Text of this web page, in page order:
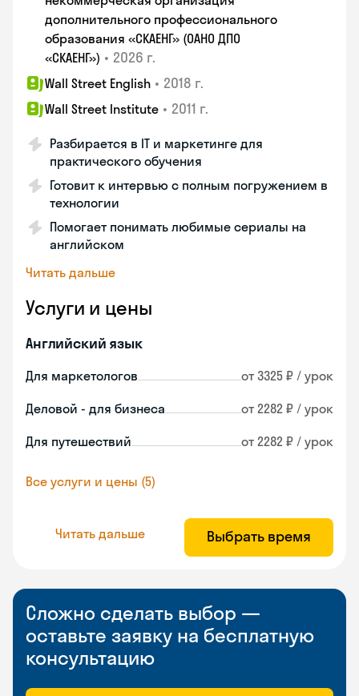
дополнительного профессионального
образования «СКАЕНГ» (ОАНО ДПО
«СКАЕНГ») • 2026 г.
Wall Street English • 2018 г.
Wall Street Institute • 2011 г.
Разбирается в IT и маркетинге для
практического обучения
Готовит к интервью с полным погружением в
технологии
Помогает понимать любимые сериалы на
английском
Читать дальше
Услуги и цены
Английский язык
Для маркетологов от 3325 ₽ / урок
Деловой - для бизнеса от 2282 ₽ / урок
Для путешествий от 2282 ₽ / урок
Все услуги и цены (5)
Читать дальше Выбрать время
Сложно сделать выбор —
оставьте заявку на бесплатную
консультацию